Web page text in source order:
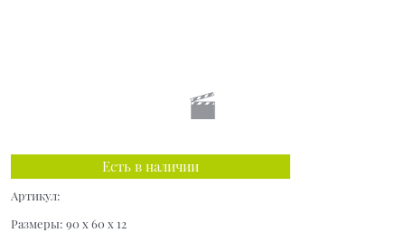
Есть в наличии
Артикул:
Размеры: 90 x 60 x 12